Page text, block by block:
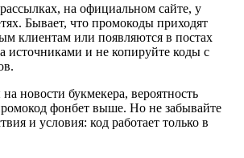
на официальном сайте, у
Бывает, что промокоды приходят
клиентам или появляются в постах
источниками и не копируйте коды с
новости букмекера, вероятность
фонбет выше. Но не забывайте
и условия: код работает только в